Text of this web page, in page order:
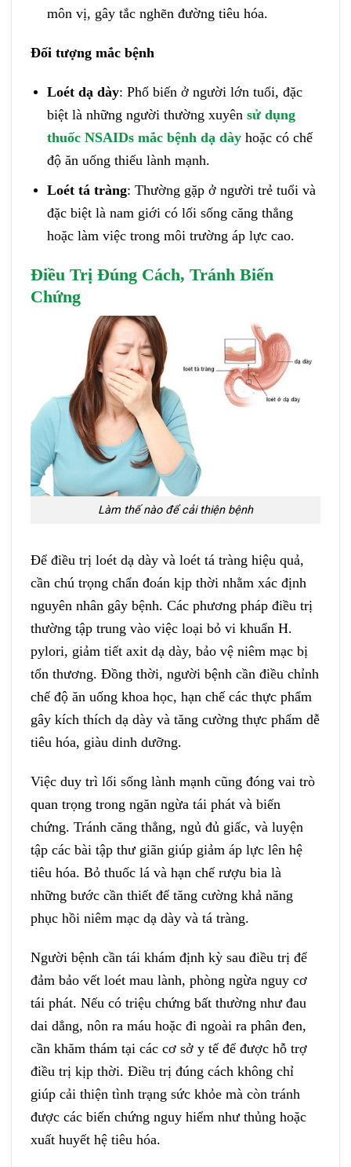
môn vị, gây tắc nghẽn đường tiêu hóa.
Đối tượng mắc bệnh
Loét dạ dày: Phổ biến ở người lớn tuổi, đặc
biệt là những người thường xuyên sử dụng
thuốc NSAIDs mắc bệnh dạ dàyhoặc có chế
độ ăn uống thiếu lành mạnh.
Loét tá tràng: Thường gặp ở người trẻ tuổi và
đặc biệt là nam giới có lối sống căng thẳng
hoặc làm việc trong môi trường áp lực cao.
Điều Trị Đúng Cách, Tránh Biến
Chứng
Làm thế nào để cải thiện bệnh
Để điều trị loét dạ dày và loét tá tràng hiệu quả,
cần chú trọng chẩn đoán kịp thời nhằm xác định
nguyên nhân gây bệnh. Các phương pháp điều trị
thường tập trung vào việc loại bỏ vi khuẩn H.
pylori, giảm tiết axit dạ dày, bảo vệ niêm mạc bị
tổn thương. Đồng thời, người bệnh cần điều chỉnh
chế độ ăn uống khoa học, hạn chế các thực phẩm
gây kích thích dạ dày và tăng cường thực phẩm dễ
tiêu hóa, giàu dinh dưỡng.
Việc duy trì lối sống lành mạnh cũng đóng vai trò
quan trọng trong ngăn ngừa tái phát và biến
chứng. Tránh căng thẳng, ngủ đủ giấc, và luyện
tập các bài tập thư giãn giúp giảm áp lực lên hệ
tiêu hóa. Bỏ thuốc lá và hạn chế rượu bia là
những bước cần thiết để tăng cường khả năng
phục hồi niêm mạc dạ dày và tá tràng.
Người bệnh cần tái khám định kỳ sau điều trị để
đảm bảo vết loét mau lành, phòng ngừa nguy cơ
tái phát. Nếu có triệu chứng bất thường như đau
dai dẳng, nôn ra máu hoặc đi ngoài ra phân đen,
cần khăm thám tại các cơ sở y tế để được hỗ trợ
điều trị kịp thời. Điều trị đúng cách không chỉ
giúp cải thiện tình trạng sức khỏe mà còn tránh
được các biến chứng nguy hiểm như thủng hoặc
xuất huyết hệ tiêu hóa.